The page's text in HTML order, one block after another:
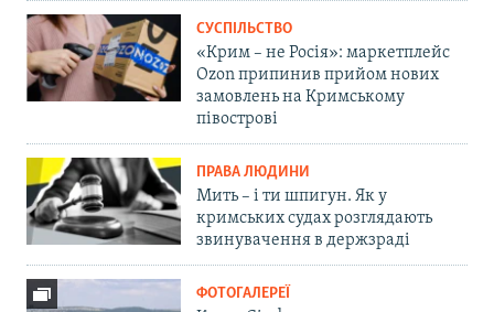
СУСПІЛЬСТВО
«Крим – не Росія»: маркетплейс
Ozon припинив прийом нових
замовлень на Кримському
півострові
ПРАВА ЛЮДИНИ
Мить – і ти шпигун. Як у
кримських судах розглядають
звинувачення в держзраді
ФОТОГАЛЕРЕЇ